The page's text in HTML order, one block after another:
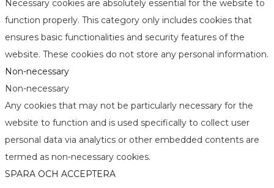
Necessary cookies are absolutely essential for the website to
function properly. This category only includes cookies that
ensures basic functionalities and security features of the
website. These cookies do not store any personal information.
Non-necessary
Non-necessary
Any cookies that may not be particularly necessary for the
website to function and is used specifically to collect user
personal data via analytics or other embedded contents are
termed as non-necessary cookies.
SPARA OCH ACCEPTERA